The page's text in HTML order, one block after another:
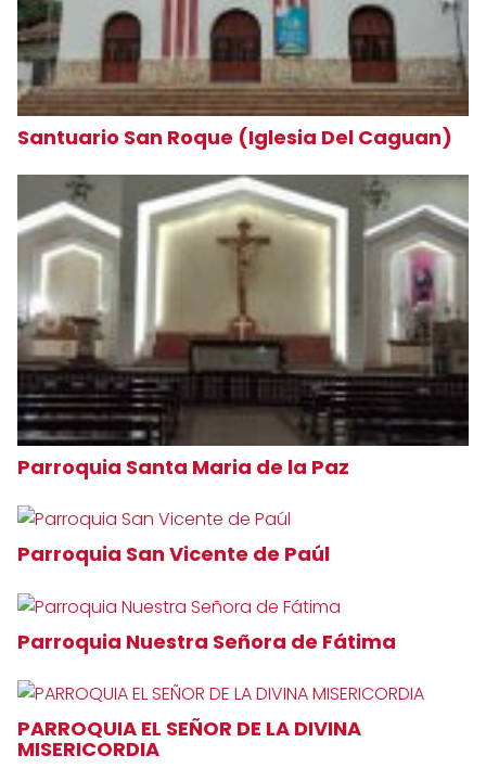
Santuario San Roque (Iglesia Del Caguan)
Parroquia Santa Maria de la Paz
Parroquia San Vicente de Paúl
Parroquia Nuestra Señora de Fátima
PARROQUIA EL SEÑOR DE LA DIVINA
MISERICORDIA